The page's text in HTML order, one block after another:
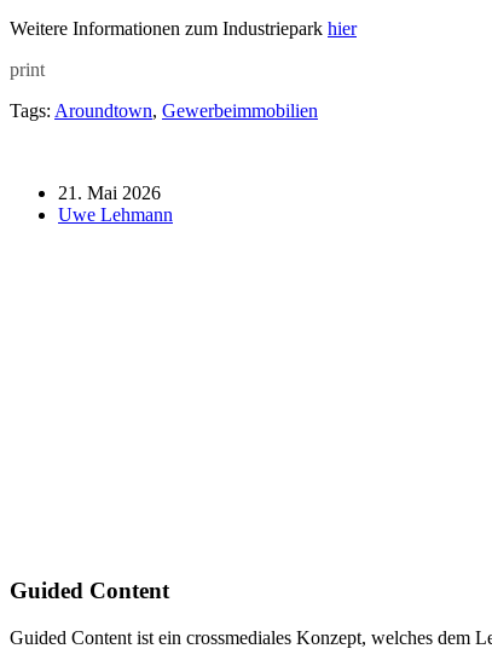
Weitere Informationen zum Industriepark hier
print
Tags: Aroundtown, Gewerbeimmobilien
21. Mai 2026
Uwe Lehmann
Guided Content
Guided Content ist ein crossmediales Konzept, welches dem